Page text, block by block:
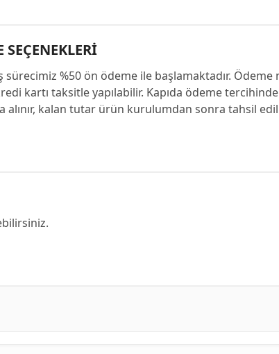
SEÇENEKLERİ
sürecimiz %50 ön ödeme ile başlamaktadır. Ödeme
kartı taksitle yapılabilir. Kapıda ödeme
alınır, kalan tutar ürün kurulumdan sonra tahsil